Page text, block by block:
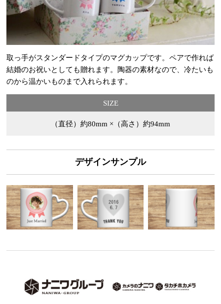
取っ手がスタンダードタイプのマグカップです。ペアで作れば
結婚のお祝いとしても贈れます。陶器の素材なので、冷たいも
のから温かいものまで入れられます。
SIZE
（直径）約80mm ×（高さ）約94mm
デザインサンプル